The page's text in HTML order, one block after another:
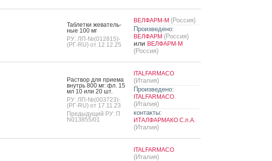
Таб­летки же­ватель­
ные 100 мг
РУ: ЛП-№(012815)-
(РГ-RU) от 12.12.25
ВЕЛФАРМ-М (Россия)
Произведено:
ВЕЛФАРМ (Россия)
или ВЕЛФАРМ-М
(Россия)
Рас­твор для при­ема
внутрь 800 мг: фл. 15
мл 10 или 20 шт.
РУ: ЛП-№(003723)-
(РГ-RU) от 17.11.23
Предыдущий РУ: П
N013855/01
ITALFARMACO
(Италия)
Произведено:
ITALFARMACO
(Италия)
контакты:
ИТАЛФАРМАКО С.п.А.
(Италия)
ITALFARMACO
(Италия)